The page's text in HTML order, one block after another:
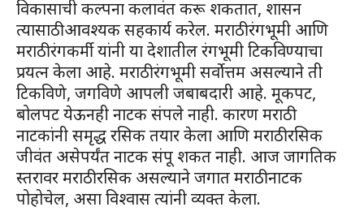
विकासाची कल्पना कलावंत करू शकतात, शासन
त्यासाठी आवश्यक सहकार्य करेल. मराठी रंगभूमी आणि
मराठी रंगकर्मी यांनी या देशातील रंगभूमी टिकविण्याचा
प्रयत्न केला आहे. मराठी रंगभूमी सर्वोत्तम असल्याने ती
टिकविणे, जगविणे आपली जबाबदारी आहे. मूकपट,
बोलपट येऊनही नाटक संपले नाही. कारण मराठी
नाटकांनी समृद्ध रसिक तयार केला आणि मराठी रसिक
जीवंत असेपर्यंत नाटक संपू शकत नाही. आज जागतिक
स्तरावर मराठी रसिक असल्याने जगात मराठी नाटक
पोहोचेल, असा विश्वास त्यांनी व्यक्त केला.